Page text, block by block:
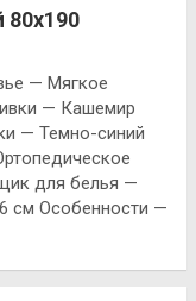
— Мягкое
— Кашемир
— Темно-синий
для белья —
см Особенности —